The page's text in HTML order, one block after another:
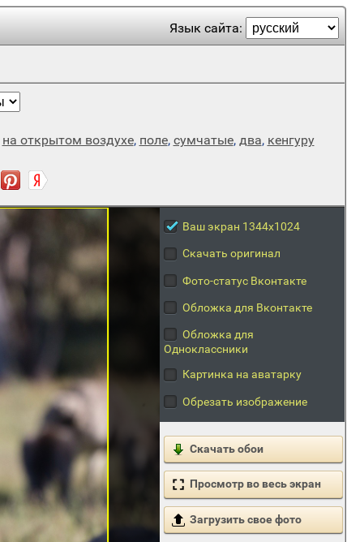
Язык сайта:
на открытом воздухе, поле, сумчатые, два, кенгуру
Ваш экран 1344x1024
Скачать оригинал
Фото-статус Вконтакте
Обложка для Вконтакте
Обложка для
Одноклассники
Картинка на аватарку
Обрезать изображение
Скачать обои
Просмотр во весь экран
Загрузить свое фото